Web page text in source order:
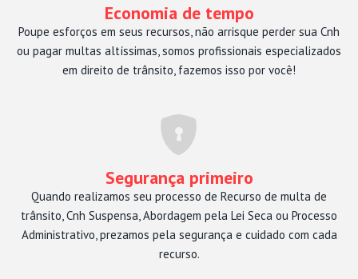
Economia de tempo
Poupe esforços em seus recursos, não arrisque perder sua Cnh
ou pagar multas altíssimas, somos profissionais especializados
em direito de trânsito, fazemos isso por você!
Segurança primeiro
Quando realizamos seu processo de Recurso de multa de
trânsito, Cnh Suspensa, Abordagem pela Lei Seca ou Processo
Administrativo, prezamos pela segurança e cuidado com cada
recurso.